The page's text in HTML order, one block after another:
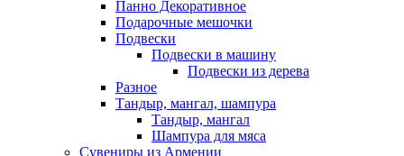
Панно Декоративное
Подарочные мешочки
Подвески
Подвески в машину
Подвески из дерева
Разное
Тандыр, мангал, шампура
Тандыр, мангал
Шампура для мяса
Сувениры из Армении